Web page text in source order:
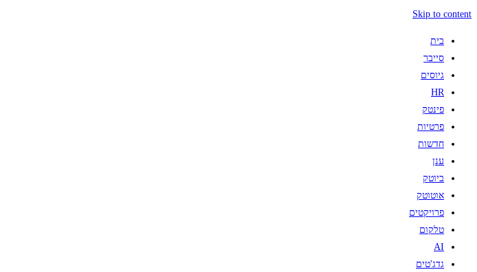
Skip to content
בית
סייבר
גיוסים
HR
פינטק
פרטיות
חדשות
ענן
ביוטק
אוטוטק
פרויקטים
טלקום
AI
גדג'טים